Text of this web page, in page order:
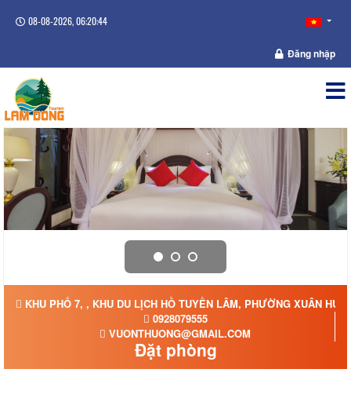
08-08-2026, 06:20:44
Đăng nhập
KHU PHỐ 7, , KHU DU LỊCH HỒ TUYỀN LÂM, PHƯỜNG XUÂN
0928079555
VUONTHUONG@GMAIL.COM
Đặt phòng